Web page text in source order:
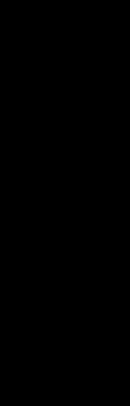
レートが選ばれている
】
の夏最旬のヘアカラー
へ異動いたしま